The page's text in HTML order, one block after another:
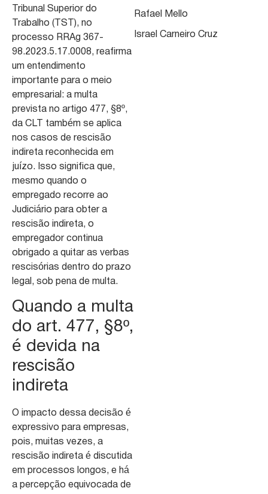
Tribunal Superior do
Trabalho (TST), no
processo RRAg 367-
98.2023.5.17.0008, reafirma
um entendimento
importante para o meio
empresarial: a multa
prevista no artigo 477, §8º,
da CLT também se aplica
nos casos de rescisão
indireta reconhecida em
juízo. Isso significa que,
mesmo quando o
empregado recorre ao
Judiciário para obter a
rescisão indireta, o
empregador continua
obrigado a quitar as verbas
rescisórias dentro do prazo
legal, sob pena de multa.
Quando a multa
do art. 477, §8º,
é devida na
rescisão
indireta
O impacto dessa decisão é
expressivo para empresas,
pois, muitas vezes, a
rescisão indireta é discutida
em processos longos, e há
a percepção equivocada de
Rafael Mello
Israel Carneiro Cruz